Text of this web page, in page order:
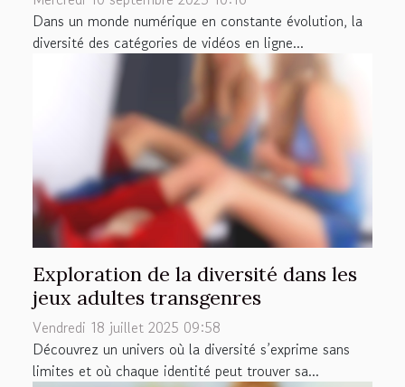
Dans un monde numérique en constante évolution, la
diversité des catégories de vidéos en ligne...
Exploration de la diversité dans les
jeux adultes transgenres
Vendredi 18 juillet 2025 09:58
Découvrez un univers où la diversité s’exprime sans
limites et où chaque identité peut trouver sa...